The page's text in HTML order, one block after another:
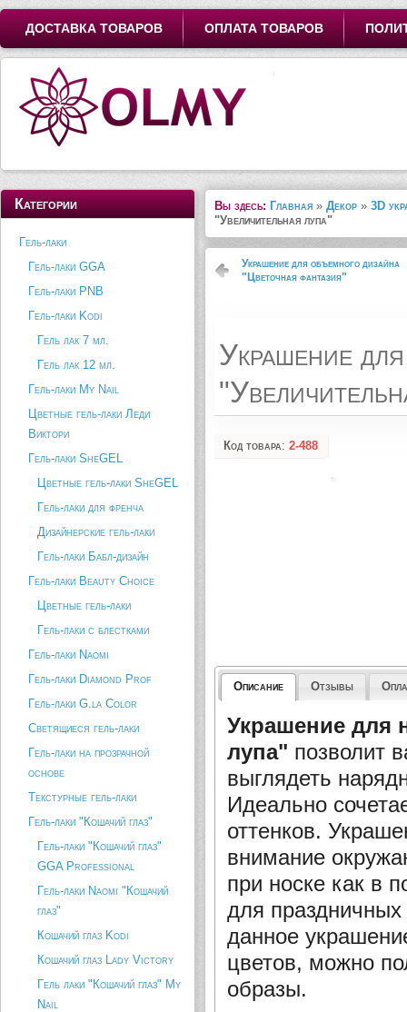
ДОСТАВКА ТОВАРОВ ОПЛАТА ТОВАРОВ
Категории
Гель-лаки
Гель-лаки GGA
Гель-лаки PNB
Гель-лаки Kodi
Гель лак 7 мл.
Гель лак 12 мл.
Гель-лаки My Nail
Цветные гель-лаки Леди
Виктори
Гель-лаки SheGEL
Цветные гель-лаки SheGEL
Гель-лаки для френча
Дизайнерские гель-лаки
Гель-лаки Бабл-дизайн
Гель-лаки Beauty Choice
Цветные гель-лаки
Гель-лаки с блестками
Гель-лаки Naomi
Гель-лаки Diamond Prof
Гель-лаки G.la Color
Светящиеся гель-лаки
Гель-лаки на прозрачной
основе
Текстурные гель-лаки
Гель-лаки "Кошачий глаз"
Гель-лаки "Кошачий глаз"
GGA Professional
Гель-лаки Naomi "Кошачий
глаз"
Кошачий глаз Kodi
Кошачий глаз Lady Victory
Гель лаки "Кошачий глаз" My
Nail
Вы здесь: Главная » Декор » 3D
"Увеличительная лупа"
Украшение для объемного дизайна
"Цветочная фантазия"
Украшение
Код товара: 2-488
Описание Отзывы
Украшение для
лупа" позволит
выглядеть
Идеально
оттенков.
внимание
при носке как в
для праздничных
данное
цветов, можно
образы.